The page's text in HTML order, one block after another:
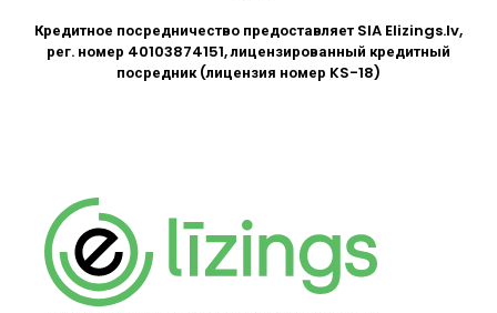
Кредитное посредничество предоставляет SIA Elizings.lv,
рег. номер 40103874151, лицензированный кредитный
посредник (лицензия номер KS-18)